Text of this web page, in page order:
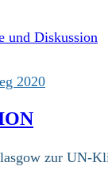
2020
zur UN-